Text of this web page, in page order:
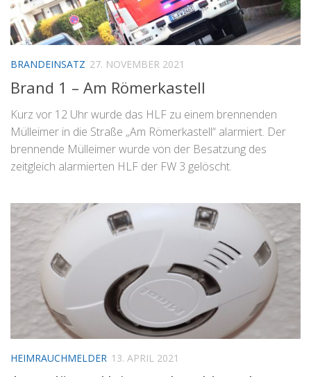
BRANDEINSATZ 27. NOVEMBER 2021
Brand 1 – Am Römerkastell
Kurz vor 12 Uhr wurde das HLF zu einem brennenden
Mülleimer in die Straße „Am Römerkastell“ alarmiert. Der
brennende Mülleimer wurde von der Besatzung des
zeitgleich alarmierten HLF der FW 3 gelöscht.
HEIMRAUCHMELDER 13. APRIL 2021